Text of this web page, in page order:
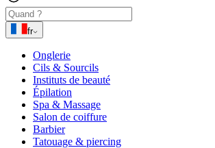
fr
Onglerie
Cils & Sourcils
Instituts de beauté
Épilation
Spa & Massage
Salon de coiffure
Barbier
Tatouage & piercing